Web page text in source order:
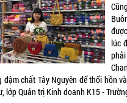
lúc
đậm chất Tây Nguyên để thổi hồn
lớp Quản trị Kinh doanh K15 -